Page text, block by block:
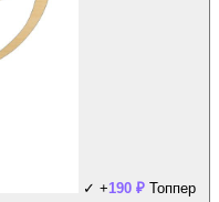
✓ +190 ₽ Топпер